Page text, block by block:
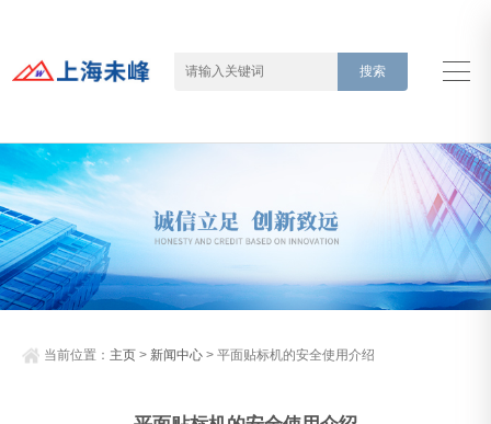
当前位置： 主页 > 新闻中心 > 平面贴标机的安全使用介绍